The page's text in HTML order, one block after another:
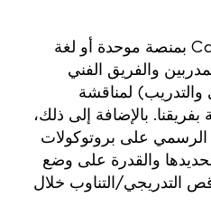
"لقد زودنا برنامج Catapult بمنصة موحدة أو لغة
والفريق الفني
والتدريب) لمناقشة
بفريقنا. بالإضافة إلى ذلك،
الرسمي على بروتوكولات
والقدرة على وضع
التدريجي/التناوب خلال